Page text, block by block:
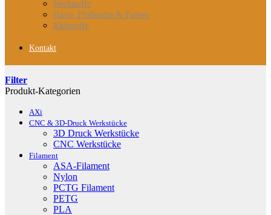
Werkstoffe
Harze, Flüllstoffe & Farben
Klebstoffe
Kontakt
Filter
Produkt-Kategorien
AXi
CNC & 3D-Druck Werkstücke
3D Druck Werkstücke
CNC Werkstücke
Filament
ASA-Filament
Nylon
PCTG Filament
PETG
PLA